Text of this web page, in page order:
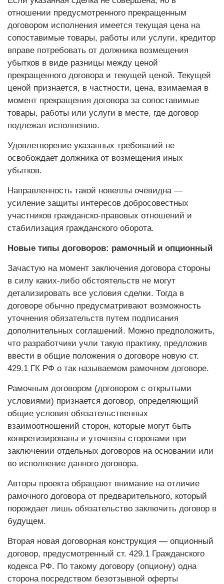
отношении предусмотренного прекращенным
договором исполнения имеется текущая цена на
сопоставимые товары, работы или услуги, кредитор
вправе потребовать от должника возмещения
убытков в виде разницы между ценой
прекращенного договора и текущей ценой. Текущей
ценой признается, в частности, цена, взимаемая в
момент прекращения договора за сопоставимые
товары, работы или услуги в месте, где договор
подлежал исполнению.
Удовлетворение указанных требований не
освобождает должника от возмещения иных
убытков.
Направленность такой новеллы очевидна —
усиление защиты интересов добросовестных
участников гражданско-правовых отношений и
стабилизация гражданского оборота.
Новые типы договоров: рамочный и опционный
Зачастую на момент заключения договора стороны
в силу каких-либо обстоятельств не могут
детализировать все условия сделки. Тогда в
договоре обычно предусматривают возможность
уточнения обязательств путем подписания
дополнительных соглашений. Можно предположить,
что разработчики учли такую практику, предложив
ввести в общие положения о договоре новую ст.
429.1 ГК РФ о так называемом рамочном договоре.
Рамочным договором (договором с открытыми
условиями) признается договор, определяющий
общие условия обязательственных
взаимоотношений сторон, которые могут быть
конкретизированы и уточнены сторонами при
заключении отдельных договоров на основании или
во исполнение данного договора.
Авторы проекта обращают внимание на отличие
рамочного договора от предварительного, который
порождает лишь обязательство заключить договор в
будущем.
Вторая новая договорная конструкция — опционный
договор, предусмотренный ст. 429.1 Гражданского
кодекса РФ. По такому договору (опциону) одна
сторона посредством безотзывной оферты